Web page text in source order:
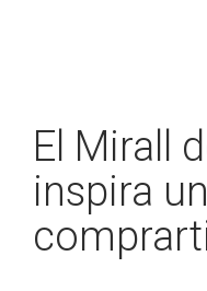
El Mirall
inspira